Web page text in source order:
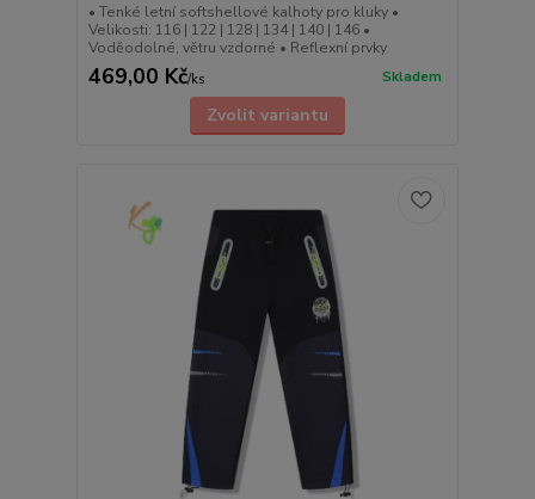
• Tenké letní softshellové kalhoty pro kluky •
Velikosti: 116 | 122 | 128 | 134 | 140 | 146 •
Voděodolné, větru vzdorné • Reflexní prvky
469,00 Kč/ks Skladem
Zvolit variantu